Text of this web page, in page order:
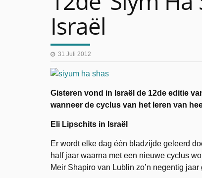
Israël
31 Juli 2012
Gisteren vond in Israël de 12de editie
wanneer de cyclus van het leren van
Eli Lipschits in Israël
Er wordt elke dag één bladzijde geleerd
half jaar waarna met een nieuwe cyclus
Meir Shapiro van Lublin zo’n negentig jaar